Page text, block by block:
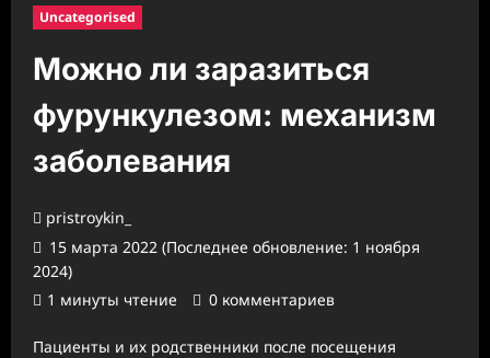
Uncategorised
Можно ли заразиться
фурункулезом: механизм
заболевания
pristroykin_
15 марта 2022 (Последнее обновление: 1 ноября
2024)
1 минуты чтение
0 комментариев
Пациенты и их родственники после посещения